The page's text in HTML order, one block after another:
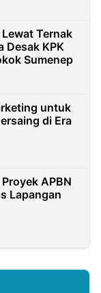
Ternak
Desak KPK
Sumenep
untuk
di Era
APBN
Lapangan